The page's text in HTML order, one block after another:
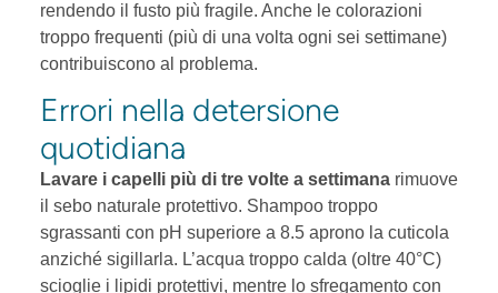
rendendo il fusto più fragile. Anche le colorazioni
troppo frequenti (più di una volta ogni sei settimane)
contribuiscono al problema.
Errori nella detersione
quotidiana
Lavare i capelli più di tre volte a settimana rimuove
il sebo naturale protettivo. Shampoo troppo
sgrassanti con pH superiore a 8.5 aprono la cuticola
anziché sigillarla. L’acqua troppo calda (oltre 40°C)
scioglie i lipidi protettivi, mentre lo sfregamento con